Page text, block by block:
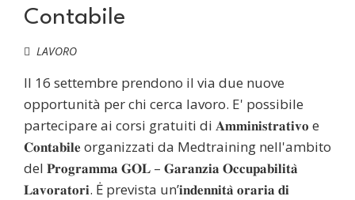
Contabile
LAVORO
Il 16 settembre prendono il via due nuove
opportunità per chi cerca lavoro. E' possibile
partecipare ai corsi gratuiti di 𝐀𝐦𝐦𝐢𝐧𝐢𝐬𝐭𝐫𝐚𝐭𝐢𝐯𝐨 e
𝐂𝐨𝐧𝐭𝐚𝐛𝐢𝐥𝐞 organizzati da Medtraining nell'ambito
del 𝐏𝐫𝐨𝐠𝐫𝐚𝐦𝐦𝐚 𝐆𝐎𝐋 – 𝐆𝐚𝐫𝐚𝐧𝐳𝐢𝐚 𝐎𝐜𝐜𝐮𝐩𝐚𝐛𝐢𝐥𝐢𝐭𝐚̀
𝐋𝐚𝐯𝐨𝐫𝐚𝐭𝐨𝐫𝐢. Ė prevista un’𝐢𝐧𝐝𝐞𝐧𝐧𝐢𝐭𝐚̀ 𝐨𝐫𝐚𝐫𝐢𝐚 𝐝𝐢